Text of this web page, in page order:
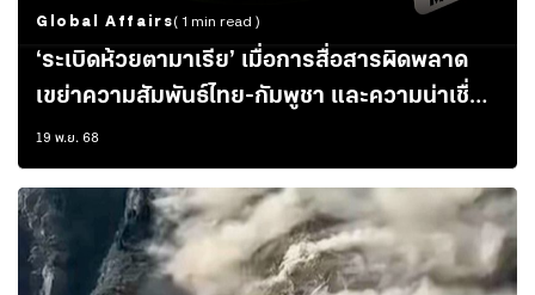
Global Affairs( 1 min read )
‘ระเบิดห้วยตามาเรีย’ เมื่อการสื่อสารผิดพลาด
เขย่าความสัมพันธ์ไทย-กัมพูชา และความน่าเชื่อ
ถืออาเซียน
19 พ.ย. 68